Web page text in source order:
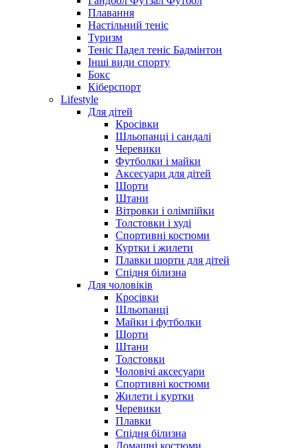
Плавання
Настільний теніс
Туризм
Теніс Падел теніс Бадмінтон
Інші види спорту
Бокс
Кіберспорт
Lifestyle
Для дітей
Кросівки
Шльопанці і сандалі
Черевики
Футболки і майки
Аксесуари для дітей
Шорти
Штани
Вітровки і олімпійки
Толстовки і худі
Спортивні костюми
Куртки і жилети
Плавки шорти для дітей
Спідня білизна
Для чоловіків
Кросівки
Шльопанці
Майки і футболки
Шорти
Штани
Толстовки
Чоловічі аксесуари
Спортивні костюми
Жилети і куртки
Черевики
Плавки
Спідня білизна
Домашні костюми